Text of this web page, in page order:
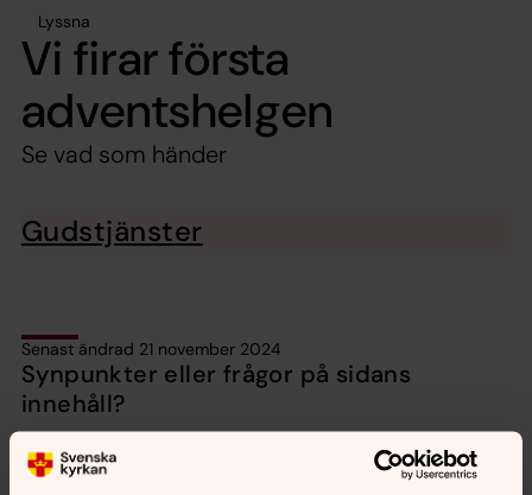
Lyssna
Vi firar första
adventshelgen
Se vad som händer
Gudstjänster
Senast ändrad 21 november 2024
Synpunkter eller frågor på sidans
innehåll?
Dela